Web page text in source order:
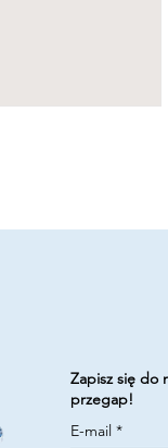
Zapisz się do
przegap!
E-mail